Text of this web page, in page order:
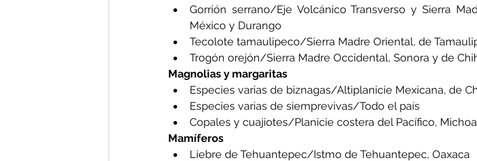
Gorrión serrano/Eje Volcánico Transverso y Sierra
México y Durango
Tecolote tamaulipeco/Sierra Madre Oriental, de
Trogón orejón/Sierra Madre Occidental, Sonora y de
Magnolias y margaritas
Especies varias de biznagas/Altiplanicie Mexicana, de
Especies varias de siemprevivas/Todo el país
Copales y cuajiotes/Planicie costera del Pacífico,
Mamíferos
Liebre de Tehuantepec/Istmo de Tehuantepec, Oaxaca